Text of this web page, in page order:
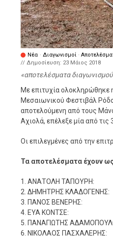
Νέα · Διαγωνισμοί ·
// Δημοσίευση: 23 Μάιος 2018
αποτελέσματα
Με επιτυχία
Μεσαιωνικού Φεστιβάλ
αποτελούμενη από τους
Αχιολά, επέλεξε μία από
Οι επιλεγμένες από την
Τα αποτελέσματα έχουν
1. ΑΝΑΤΟΛΗ
2. ΔΗΜΗΤΡΗΣ
3. ΠΑΝΟΣ
4. EYA
5. ΠΑΝΑΓΙΩΤΗΣ
6. ΝΙΚΟΛΑΟΣ